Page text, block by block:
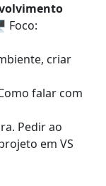
Foco:
criar
falar com
Pedir ao
em VS